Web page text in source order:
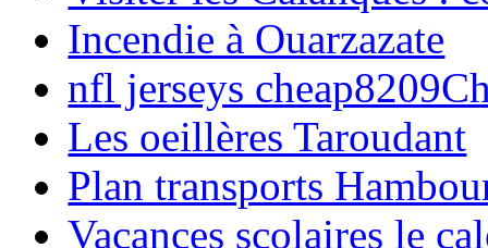
Incendie à Ouarzazate
nfl jerseys
Les oeillères Taroudant
Plan transports
Vacances scolaires le